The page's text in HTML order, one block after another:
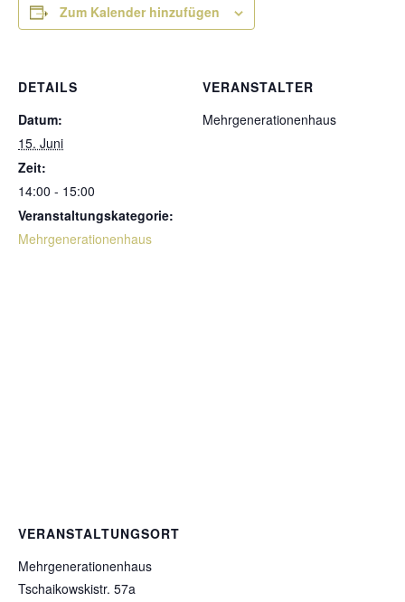
Zum Kalender hinzufügen
DETAILS
Datum:
15. Juni
Zeit:
14:00 - 15:00
Veranstaltungskategorie:
Mehrgenerationenhaus
VERANSTALTER
Mehrgenerationenhaus
VERANSTALTUNGSORT
Mehrgenerationenhaus
Tschaikowskistr. 57a